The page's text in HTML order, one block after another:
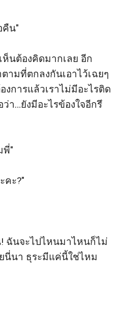
คืน"
ห็นต้องคิดมากเลย อีก
มที่ตกลงกันเอาไว้เฉยๆ
การแล้วเราไม่มีอะไรติด
า…ยังมีอะไรข้องใจอีกรึ
พี่"
คะ?"
! ฉันจะไปไหนมาไหนก็ไม่
นี่นา ธุระมีแค่นี้ใช่ไหม